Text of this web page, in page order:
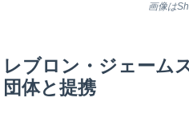
画像は
レブロン・ジェーム
団体と提携